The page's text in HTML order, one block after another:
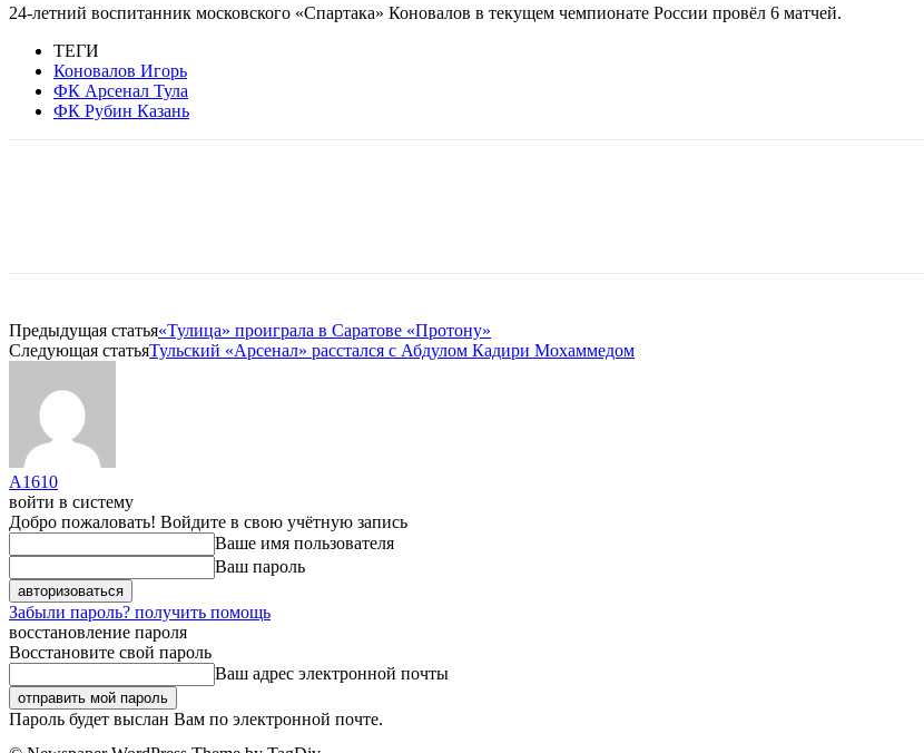
24-летний воспитанник московского «Спартака» Коновалов в текущем чемпионате России провёл 6 матчей.
ТЕГИ
Коновалов Игорь
ФК Арсенал Тула
ФК Рубин Казань
Предыдущая статья«Тулица» проиграла в Саратове «Протону»
Следующая статьяТульский «Арсенал» расстался с Абдулом Кадири Мохаммедом
A1610
войти в систему
Добро пожаловать! Войдите в свою учётную запись
Ваше имя пользователя
Ваш пароль
Забыли пароль? получить помощь
восстановление пароля
Восстановите свой пароль
Ваш адрес электронной почты
Пароль будет выслан Вам по электронной почте.